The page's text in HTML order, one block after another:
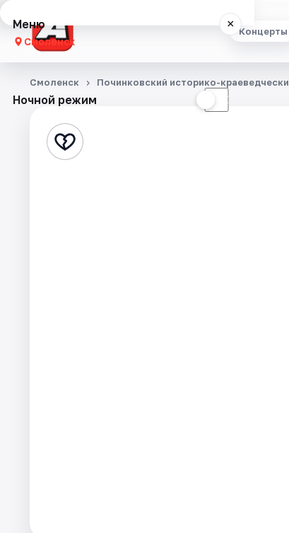
Концерты
Меню ×
Смоленск
Концерты
Стендап
Ночной режим ☾
Смоленск Починковский историко-